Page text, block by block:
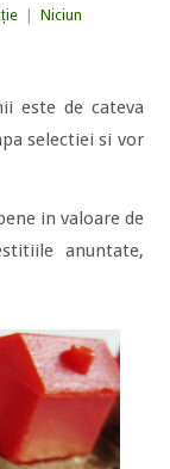
Niciun
este de cateva
selectiei si vor
in valoare de
anuntate,